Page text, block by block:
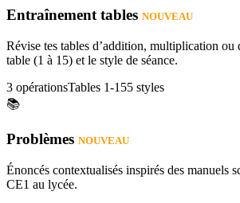
Entraînement tables NOUVEAU
Révise tes tables d’addition, multiplication
table (1 à 15) et le style de séance.
3 opérationsTables 1-155 styles
📚
Problèmes NOUVEAU
Énoncés contextualisés inspirés des manuels
CE1 au lycée.